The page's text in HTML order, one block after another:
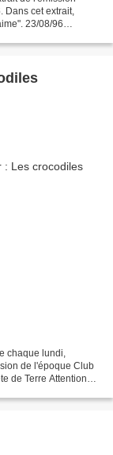
Dans cet extrait,
23/08/96
chaque lundi,
de l'époque Club
de Terre Attention